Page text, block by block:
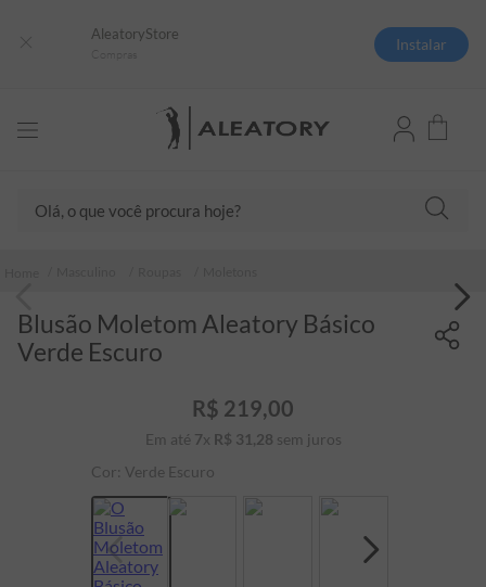
AleatoryStore
Instalar
Blusão Moletom Aleatory Básico
Verde Escuro
R$ 219,00
Em até 7x R$ 31 ,28 sem juros
Cor: Verde Escuro
2º
camiseta listrada
4º
camiseta
5º
jaqueta
7º
bermuda